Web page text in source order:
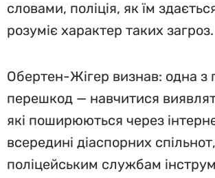
словами, поліція, як їм
розуміє характер таких загроз.
Обертен-Жігер визнав: одна з
перешкод — навчитися
які поширюються через
всередині діаспорних
поліцейським службам